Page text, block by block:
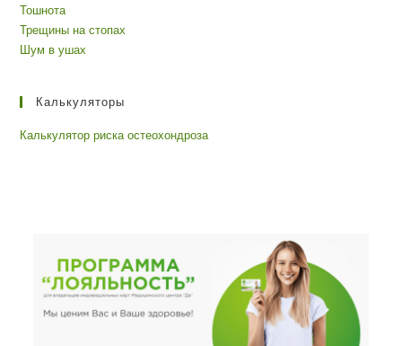
Тошнота
Трещины на стопах
Шум в ушах
Калькуляторы
Калькулятор риска остеохондроза